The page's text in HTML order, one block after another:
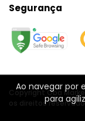
Ao navegar por
para
Segurança
Copyright Oba
os direitos